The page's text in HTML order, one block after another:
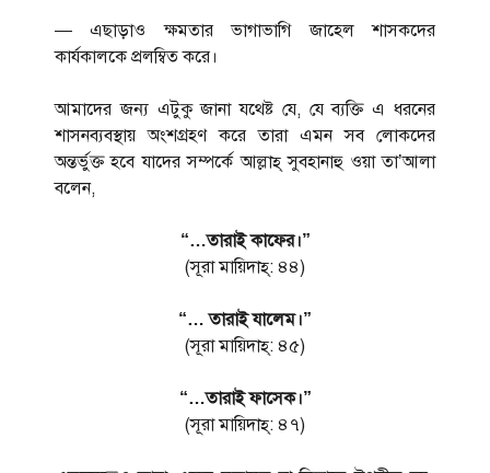
— এছাড়াও ক্ষমতার ভাগাভাগি জাহেল শাসকদের
কার্যকালকে প্রলম্বিত করে।
আমাদের জন্য এটুকু জানা যথেষ্ট যে, যে ব্যক্তি এ ধরনের
শাসনব্যবস্থায় অংশগ্রহণ করে তারা এমন সব লোকদের
অন্তর্ভুক্ত হবে যাদের সম্পর্কে আল্লাহ্ সুবহানাহু ওয়া তা’আলা
বলেন,
“…তারাই কাফের।”
(সূরা মায়িদাহ্: ৪৪)
“… তারাই যালেম।”
(সূরা মায়িদাহ্: ৪৫)
“…তারাই ফাসেক।”
(সূরা মায়িদাহ্: ৪৭)